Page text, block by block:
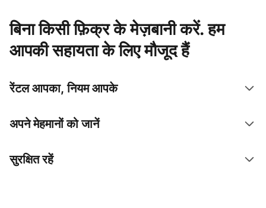
बिना किसी फ़िक्र के मेज़बानी करें. हम
आपकी सहायता के लिए मौजूद हैं
रेंटल आपका, नियम आपके
अपने मेहमानों को जानें
सुरक्षित रहें